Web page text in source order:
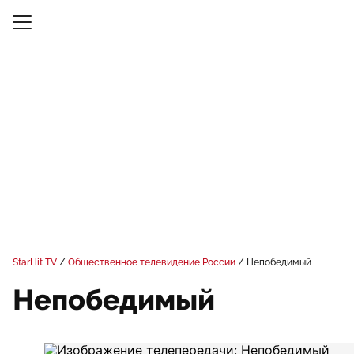
StarHit TV Общественное телевидение России Непобедимый
Непобедимый